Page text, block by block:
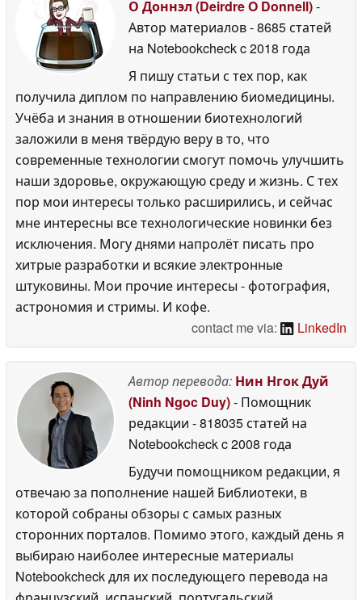
О Доннэл (Deirdre O Donnell)-
Автор материалов- 8685 статей
на Notebookcheckc 2018 года
Я пишу статьи с тех пор, как
получила диплом по направлению биомедицины.
Учёба и знания в отношении биотехнологий
заложили в меня твёрдую веру в то, что
современные технологии смогут помочь улучшить
наши здоровье, окружающую среду и жизнь. С тех
пор мои интересы только расширились, и сейчас
мне интересны все технологические новинки без
исключения. Могу днями напролёт писать про
хитрые разработки и всякие электронные
штуковины. Мои прочие интересы - фотография,
астрономия и стримы. И кофе.
contact me via:
LinkedIn
Автор перевода: Нин Нгок Дуй
(Ninh Ngoc Duy)- Помощник
редакции - 818035 статей на
Notebookcheckc 2008 года
Будучи помощником редакции, я
отвечаю за пополнение нашей Библиотеки, в
которой собраны обзоры с самых разных
сторонних порталов. Помимо этого, каждый день я
выбираю наиболее интересные материалы
Notebookcheck для их последующего перевода на